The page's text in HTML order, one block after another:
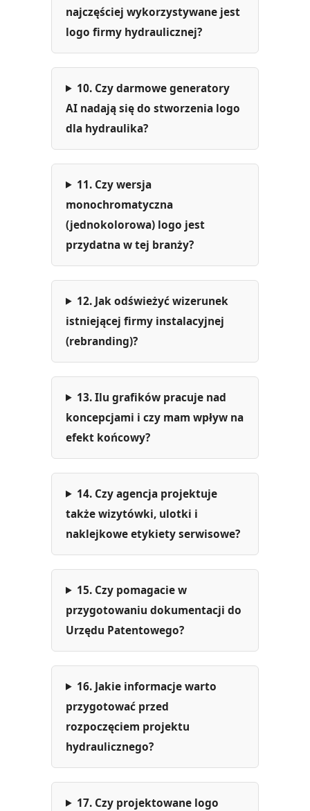
najczęściej wykorzystywane jest
logo firmy hydraulicznej?
10. Czy darmowe generatory
AI nadają się do stworzenia logo
dla hydraulika?
11. Czy wersja
monochromatyczna
(jednokolorowa) logo jest
przydatna w tej branży?
12. Jak odświeżyć wizerunek
istniejącej firmy instalacyjnej
(rebranding)?
13. Ilu grafików pracuje nad
koncepcjami i czy mam wpływ na
efekt końcowy?
14. Czy agencja projektuje
także wizytówki, ulotki i
naklejkowe etykiety serwisowe?
15. Czy pomagacie w
przygotowaniu dokumentacji do
Urzędu Patentowego?
16. Jakie informacje warto
przygotować przed
rozpoczęciem projektu
hydraulicznego?
17. Czy projektowane logo